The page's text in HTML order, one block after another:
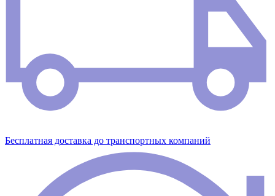
Бесплатная доставка до транспортных компаний